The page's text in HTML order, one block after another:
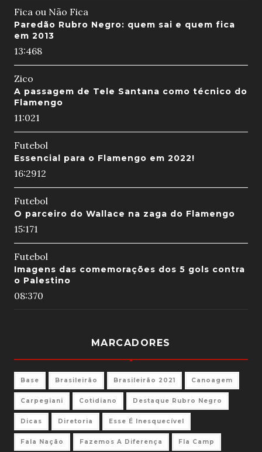
Fica ou Não Fica
Paredão Rubro Negro: quem sai e quem fica
em 2013
13:468
Zico
A passagem de Tele Santana como técnico do
Flamengo
11:021
Futebol
Essencial para o Flamengo em 2022!
16:2912
Futebol
O parceiro do Wallace na zaga do Flamengo
15:171
Futebol
Imagens das comemorações dos 5 gols contra
o Palestino
08:370
MARCADORES
Base Brasileirão Brasileirão 2021 Canoagem
Carpegiani Cotidiano Destaque Rubro Negro
Dicas Diretoria Esse É Inesquecível
Fala Nação Fazemos A Diferença Fla Camp